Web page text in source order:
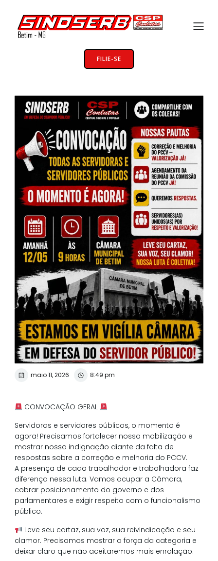
FILIE-SE
maio 11, 2026 8:49 pm
CONVOCAÇÃO GERAL
Servidoras e servidores públicos, o momento é
agora! Precisamos fortalecer nossa mobilização e
mostrar nossa indignação diante da falta de
respostas sobre a correção e melhoria do PCCV.
A presença de cada trabalhador e trabalhadora faz
diferença nessa luta. Vamos ocupar a Câmara,
cobrar posicionamento do governo e dos
parlamentares e exigir respeito com o funcionalismo
público.
Leve seu cartaz, sua voz, sua reivindicação e seu
clamor. Precisamos mostrar a força da categoria e
deixar claro que não aceitaremos mais enrolação.